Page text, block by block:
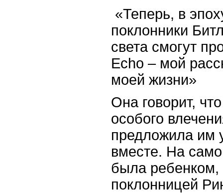
«Теперь, в
поклонники
света смогут
Echo – мой
моей жизни»
Она говорит,
особого
предложила им
вместе. На
была
поклонницей